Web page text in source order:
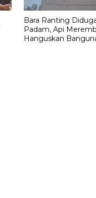
Bara Ranting
Padam, Api
Hanguskan